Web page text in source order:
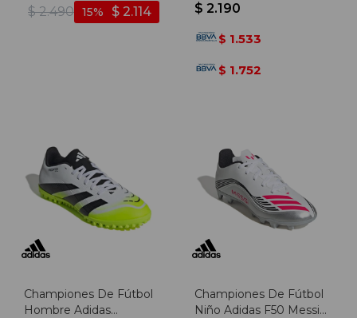
$ 2.490 $ 2.114
15 $ 2.190
$ 1.533
$ 1.752
Championes De Fútbol
Hombre Adidas
Championes De Fútbol
Niño Adidas F50 Messi